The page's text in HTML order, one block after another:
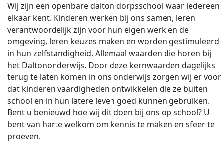
Wij zijn een openbare dalton dorpsschool waar iedereen
elkaar kent. Kinderen werken bij ons samen, leren
verantwoordelijk zijn voor hun eigen werk en de
omgeving, leren keuzes maken en worden gestimuleerd
in hun zelfstandigheid. Allemaal waarden die horen bij
het Daltononderwijs. Door deze kernwaarden dagelijks
terug te laten komen in ons onderwijs zorgen wij er voor
dat kinderen vaardigheden ontwikkelen die ze buiten
school en in hun latere leven goed kunnen gebruiken.
Bent u benieuwd hoe wij dit doen bij ons op school? U
bent van harte welkom om kennis te maken en sfeer te
proeven.